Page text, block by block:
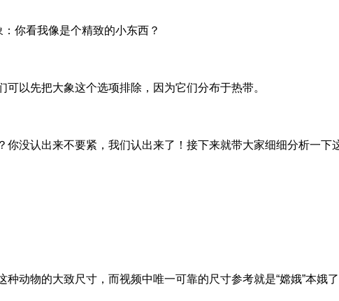
：你看我像是个精致的小东西？
以先把大象这个选项排除，因为它们分布于热带。
你没认出来不要紧，我们认出来了！接下来就带大家细细分析一下
动物的大致尺寸，而视频中唯一可靠的尺寸参考就是“嫦娥”本娥了